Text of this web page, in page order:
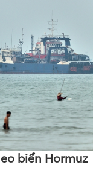
biển Hormuz